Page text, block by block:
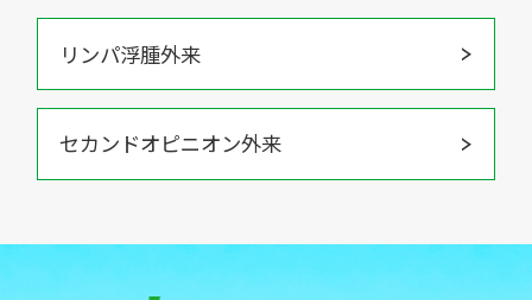
リンパ浮腫外来
セカンドオピニオン外来